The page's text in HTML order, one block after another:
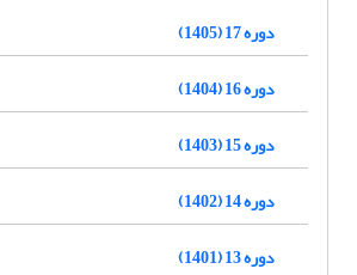
دوره 17 (1405)
دوره 16 (1404)
دوره 15 (1403)
دوره 14 (1402)
دوره 13 (1401)